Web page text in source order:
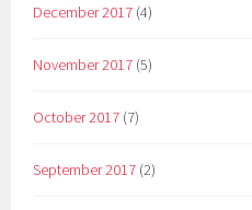
December 2017 (4)
November 2017 (5)
October 2017 (7)
September 2017 (2)